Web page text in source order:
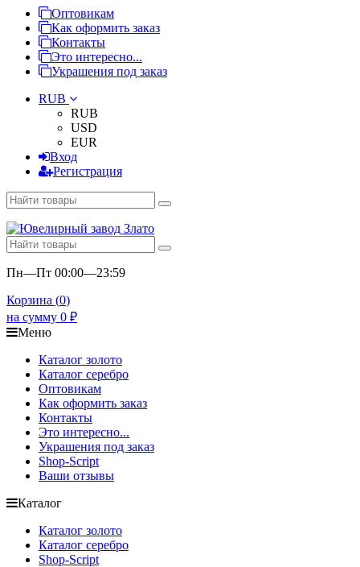
Оптовикам
Как оформить заказ
Контакты
Это интересно...
Украшения под заказ
RUB
RUB
USD
EUR
Вход
Регистрация
Пн—Пт 00:00—23:59
Корзина (0)
на сумму 0 ₽
Меню
Каталог золото
Каталог серебро
Оптовикам
Как оформить заказ
Контакты
Это интересно...
Украшения под заказ
Shop-Script
Ваши отзывы
Каталог
Каталог золото
Каталог серебро
Shop-Script